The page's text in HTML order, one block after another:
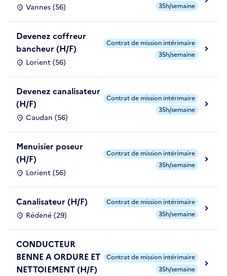
Vannes (56)
35h/semaine
Devenez coffreur
bancheur (H/F)
Lorient (56)
Contrat de mission intérimaire
35h/semaine
Devenez canalisateur
(H/F)
Caudan (56)
Contrat de mission intérimaire
35h/semaine
Menuisier poseur
(H/F)
Lorient (56)
Contrat de mission intérimaire
35h/semaine
Canalisateur (H/F)
Rédené (29)
Contrat de mission intérimaire
35h/semaine
CONDUCTEUR
BENNE A ORDURE ET
NETTOIEMENT (H/F)
Contrat de mission intérimaire
35h/semaine